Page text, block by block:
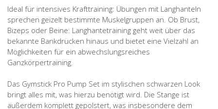
Ideal für intensives Krafttraining: Übungen mit Langhanteln
sprechen geizelt bestimmte Muskelgruppen an. Ob Brust,
Bizeps oder Beine: Langhantetraining geht weit über das
bekannte Bankdrücken hinaus und bietet eine Vielzahl an
Möglichkeiten für ein abwechslungsreiches
Ganzkörpertraining.
Das Gymstick Pro Pump Set im stylischen schwarzen Look
bringt alles mit, was hierzu benötigt wird. Die Stange ist
außerdem komplett gepolstert, was insbesondere dem